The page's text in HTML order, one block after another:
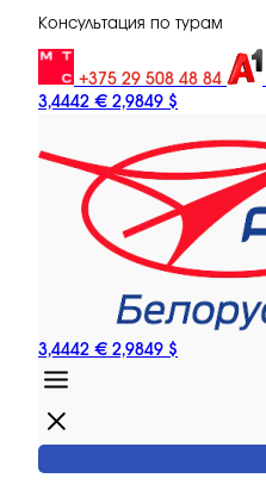
Консультация по турам
+375 29 508 48 84
3,4442 € 2,9849 $
3,4442 € 2,9849 $